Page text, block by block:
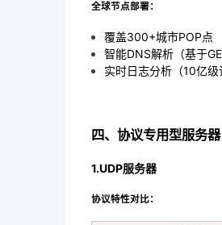
全球节点部署：
覆盖300+城市POP点
智能DNS解析（基于
实时日志分析（10亿
四、协议专用型服务器
1.UDP服务器
协议特性对比：